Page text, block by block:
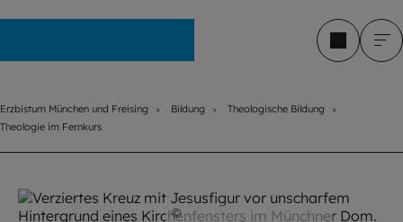
Erzbistum München und Freising Bildung
Theologische Bildung
Theologie im Fernkurs
© Thomas Klinger / EOM